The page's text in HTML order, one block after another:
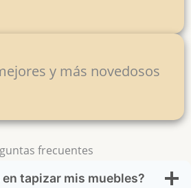
y más novedosos
frecuentes
tapizar mis muebles?